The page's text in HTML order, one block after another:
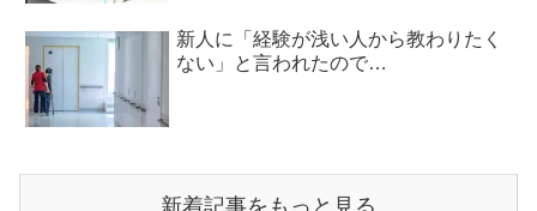
新人に「経験が浅い人から教わりたく
ない」と言われたので…